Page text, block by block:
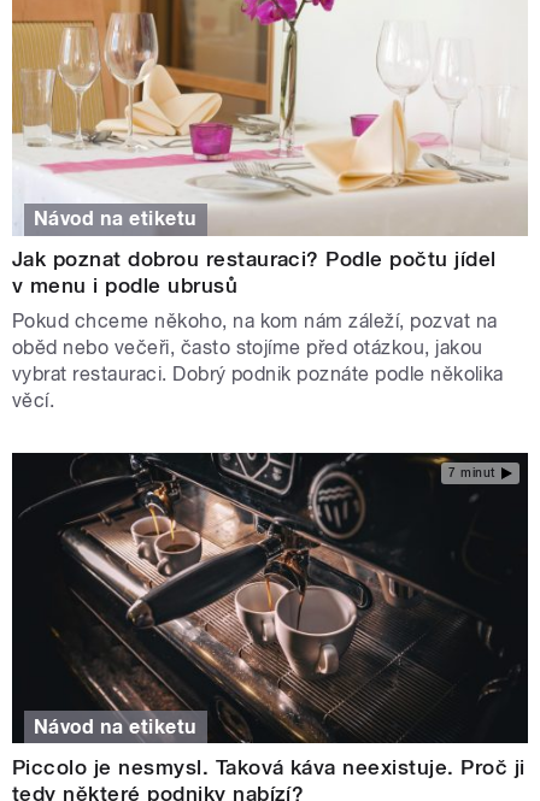
Návod na etiketu
Jak poznat dobrou restauraci? Podle počtu jídel
v menu i podle ubrusů
Pokud chceme někoho, na kom nám záleží, pozvat na
oběd nebo večeři, často stojíme před otázkou, jakou
vybrat restauraci. Dobrý podnik poznáte podle několika
věcí.
7 minut
Návod na etiketu
Piccolo je nesmysl. Taková káva neexistuje. Proč ji
tedy některé podniky nabízí?